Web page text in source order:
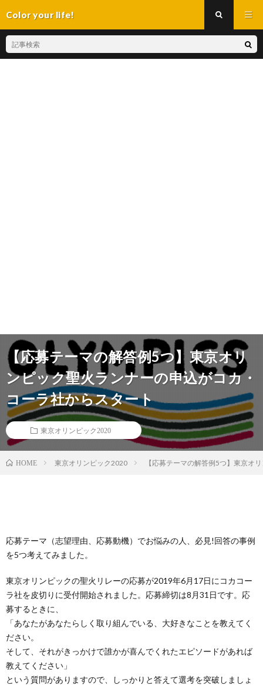
Color your life!
【応募テーマの解答例5つ】東京オリ
ンピック聖火ランナーの申込がコカ・
コーラ社からスタート
東京オリンピック2020
HOME 東京オリンピック2020 【応募テーマの解答例5つ】東京オ
応募テーマ（志望理由、応募動機）でお悩みの人、必見!回答の事例
を5つ考えてみました。
東京オリンピックの聖火リレーの応募が2019年6月17日にコカコー
ラ社を皮切りに受付開始されました。応募締切は8月31日です。応
募するときに、
「あなたがあなたらしく取り組んでいる、大好きなことを教えてく
ださい。
そして、それがきっかけで誰かが喜んでくれたエピソードがあれば
教えてください」
という質問がありますので、しっかりと答えて選考を突破しましょ